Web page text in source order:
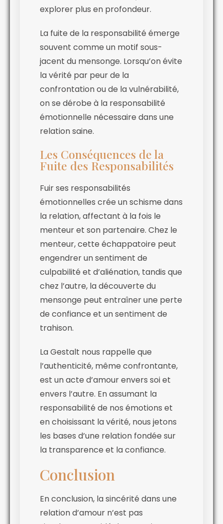
explorer plus en profondeur.
La fuite de la responsabilité émerge
souvent comme un motif sous-
jacent du mensonge. Lorsqu’on évite
la vérité par peur de la
confrontation ou de la vulnérabilité,
on se dérobe à la responsabilité
émotionnelle nécessaire dans une
relation saine.
Les Conséquences de la
Fuite des Responsabilités
Fuir ses responsabilités
émotionnelles crée un schisme dans
la relation, affectant à la fois le
menteur et son partenaire. Chez le
menteur, cette échappatoire peut
engendrer un sentiment de
culpabilité et d’aliénation, tandis que
chez l’autre, la découverte du
mensonge peut entraîner une perte
de confiance et un sentiment de
trahison.
La Gestalt nous rappelle que
l’authenticité, même confrontante,
est un acte d’amour envers soi et
envers l’autre. En assumant la
responsabilité de nos émotions et
en choisissant la vérité, nous jetons
les bases d’une relation fondée sur
la transparence et la confiance.
Conclusion
En conclusion, la sincérité dans une
relation d’amour n’est pas